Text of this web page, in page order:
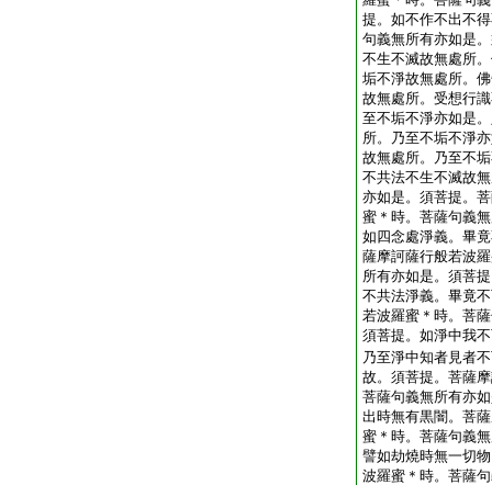
提。如不作不出不
句義無所有亦如是
不生不滅故無處所
垢不淨故無處所。
故無處所。受想行
至不垢不淨亦如是
所。乃至不垢不淨
故無處所。乃至不
不共法不生不滅故
亦如是。須菩提。
蜜＊時。菩薩句義
如四念處淨義。畢
薩摩訶薩行般若波
所有亦如是。須菩
不共法淨義。畢竟
若波羅蜜＊時。菩
須菩提。如淨中我
乃至淨中知者見者
故。須菩提。菩薩
菩薩句義無所有亦
出時無有黒闇。菩
蜜＊時。菩薩句義
譬如劫燒時無一切
波羅蜜＊時。菩薩